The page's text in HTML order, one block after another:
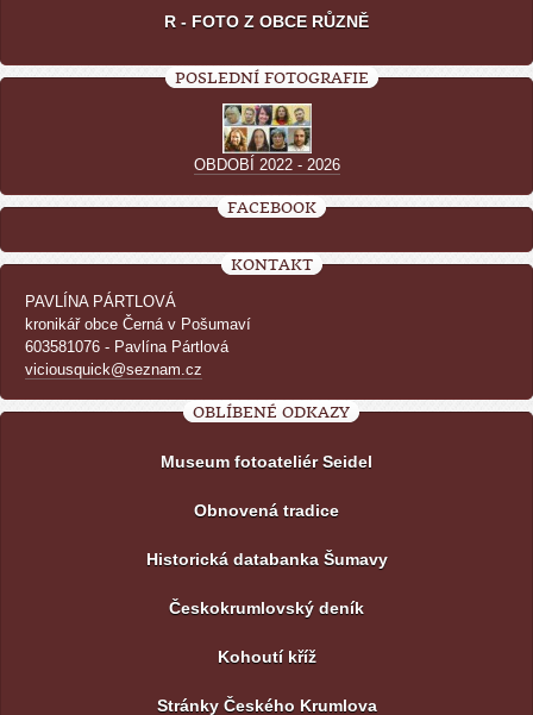
R - FOTO Z OBCE RŮZNĚ
POSLEDNÍ FOTOGRAFIE
OBDOBÍ 2022 - 2026
FACEBOOK
KONTAKT
PAVLÍNA PÁRTLOVÁ
kronikář obce Černá v Pošumaví
603581076 - Pavlína Pártlová
viciousquick@seznam.cz
OBLÍBENÉ ODKAZY
Museum fotoateliér Seidel
Obnovená tradice
Historická databanka Šumavy
Českokrumlovský deník
Kohoutí kříž
Stránky Českého Krumlova